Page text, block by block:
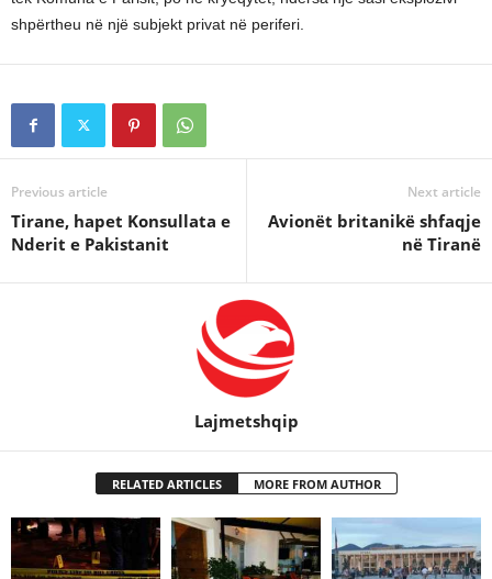
shpërtheu në një subjekt privat në periferi.
Previous article
Tirane, hapet Konsullata e
Nderit e Pakistanit
Next article
Avionët britanikë shfaqje
në Tiranë
Lajmetshqip
RELATED ARTICLES MORE FROM AUTHOR